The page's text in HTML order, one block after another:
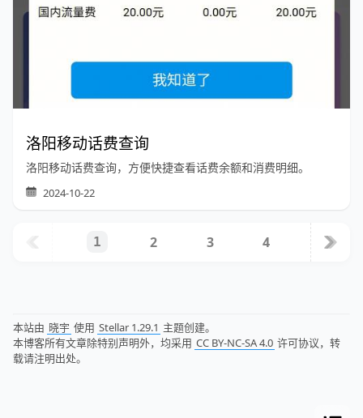
洛阳移动话费查询
洛阳移动话费查询，方便快捷查看话费余额和消费明细。
2024-10-22
1 2 3 4
本站由 晓宇 使用 Stellar 1.29.1 主题创建。
本博客所有文章除特别声明外，均采用 CC BY-NC-SA 4.0 许可协议，转
载请注明出处。